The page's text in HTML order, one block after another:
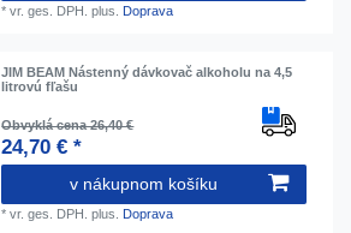
*vr. ges. DPH. plus. Doprava
JIM BEAM Nástenný dávkovač alkoholu na 4,5
litrovú fľašu
Obvyklá cena 26,40 €
24,70 € *
v nákupnom košíku
*vr. ges. DPH. plus. Doprava